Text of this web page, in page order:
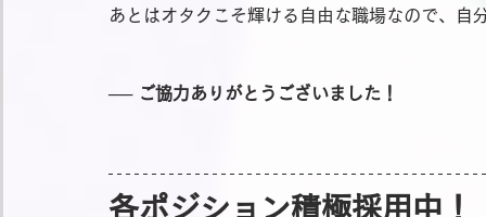
あとはオタクこそ輝ける自由な職場なので、自
── ご協力ありがとうございました！
各ポジション積極採用中！